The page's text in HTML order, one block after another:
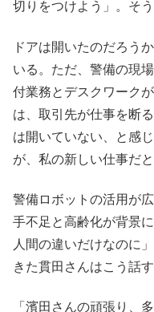
切りをつけよう」。そう
ドアは開いたのだろう
いる。ただ、警備の現
付業務とデスクワーク
は、取引先が仕事を断
は開いていない、と感
が、私の新しい仕事だ
警備ロボットの活用が
手不足と高齢化が背景
人間の違いだけなのに
きた貫田さんはこう話す
「濱田さんの頑張り、